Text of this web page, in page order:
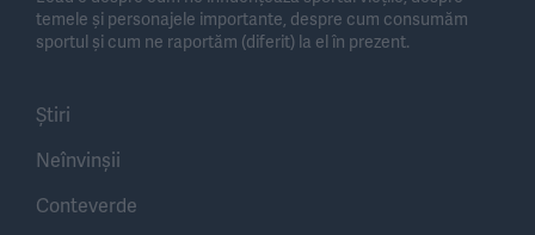
temele și personajele importante, despre cum consumăm
sportul și cum ne raportăm (diferit) la el în prezent.
Știri
Neînvinșii
Conteverde